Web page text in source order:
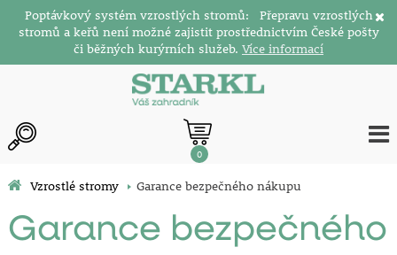
Poptávkový systém vzrostlých stromů: Přepravu vzrostlých
stromů a keřů není možné zajistit prostřednictvím České pošty
či běžných kurýrních služeb. Více informací
0
Vzrostlé stromy Garance bezpečného nákupu
Garance bezpečného